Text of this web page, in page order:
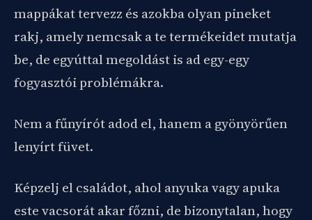
mappákat tervezz és azokba olyan pineket
rakj, amely nemcsak a te termékeidet mutatja
be, de egyúttal megoldást is ad egy-egy
fogyasztói problémákra.
Nem a fűnyírót adod el, hanem a gyönyörűen
lenyírt füvet.
Képzelj el családot, ahol anyuka vagy apuka
este vacsorát akar főzni, de bizonytalan, hogy